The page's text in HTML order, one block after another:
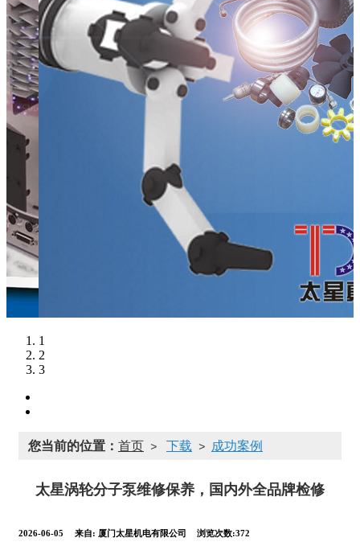
1
2
3
您当前的位置： 首页 > 下载 > 成功案例
太星涡轮分子泵维修保养，国内外全品牌检修
2026-06-05 来自: 厦门太星机电有限公司 浏览次数:372